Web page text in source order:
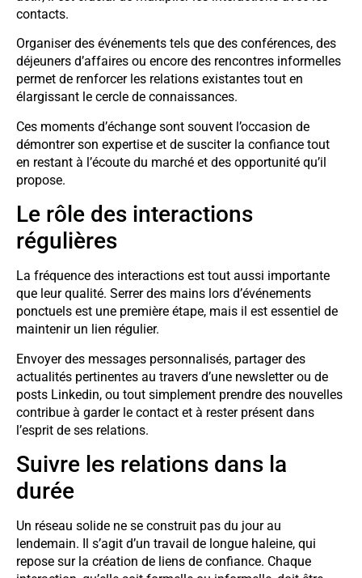
contacts.
Organiser des événements tels que des conférences, des
déjeuners d’affaires ou encore des rencontres informelles
permet de renforcer les relations existantes tout en
élargissant le cercle de connaissances.
Ces moments d’échange sont souvent l’occasion de
démontrer son expertise et de susciter la confiance tout
en restant à l’écoute du marché et des opportunité qu’il
propose.
Le rôle des interactions
régulières
La fréquence des interactions est tout aussi importante
que leur qualité. Serrer des mains lors d’événements
ponctuels est une première étape, mais il est essentiel de
maintenir un lien régulier.
Envoyer des messages personnalisés, partager des
actualités pertinentes au travers d’une newsletter ou de
posts Linkedin, ou tout simplement prendre des nouvelles
contribue à garder le contact et à rester présent dans
l’esprit de ses relations.
Suivre les relations dans la
durée
Un réseau solide ne se construit pas du jour au
lendemain. Il s’agit d’un travail de longue haleine, qui
repose sur la création de liens de confiance. Chaque